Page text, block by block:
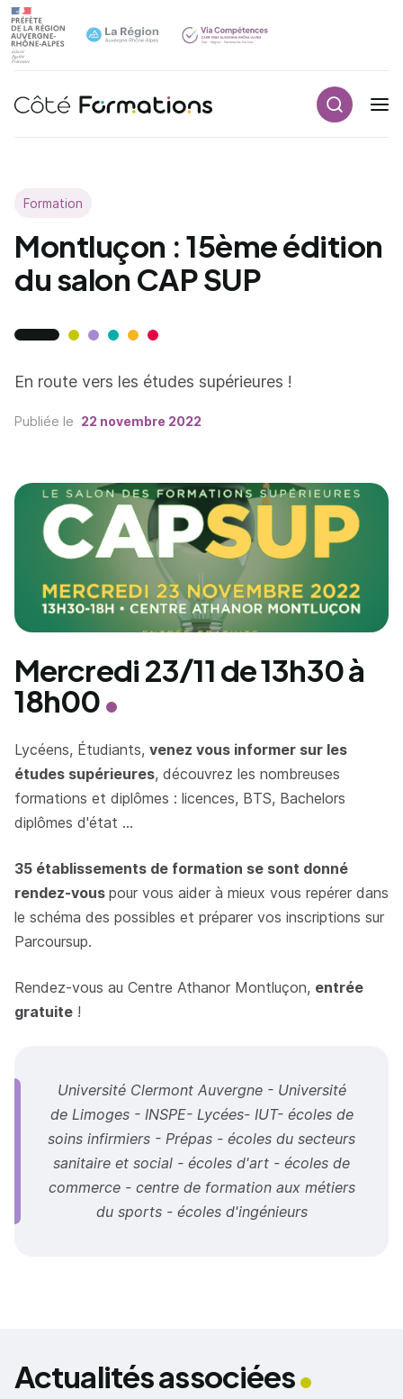
Aller au contenu principal
Navigation principale
Aller au contenu principal
Formation
Montluçon : 15ème édition
du salon CAP SUP
En route vers les études supérieures !
Publiée le 22 novembre 2022
Mercredi 23/11 de 13h30 à
18h00
Lycéens, Étudiants, venez vous informer sur les
études supérieures, découvrez les nombreuses
formations et diplômes : licences, BTS, Bachelors
diplômes d'état ...
35 établissements de formation se sont donné
rendez-vous pour vous aider à mieux vous repérer dans
le schéma des possibles et préparer vos inscriptions sur
Parcoursup.
Rendez-vous au Centre Athanor Montluçon, entrée
gratuite !
Université Clermont Auvergne - Université
de Limoges - INSPE- Lycées- IUT- écoles de
soins infirmiers - Prépas - écoles du secteurs
sanitaire et social - écoles d'art - écoles de
commerce - centre de formation aux métiers
du sports - écoles d'ingénieurs
Actualités associées